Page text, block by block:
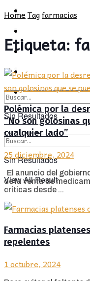
POLÍTICA
CULTURA
OPINIÓN
Sin Resultados
View All Result
PROVINCIA
SOCIEDAD
CULTURA
OPINIÓN
Sin Resultados
View All Result
HomeTagfarmacias
Etiqueta:
Polémica por la
“No son golosinas
cualquier lado”
25 diciembre, 2024
El anuncio del
de la venta de
críticas desde ...
Farmacias
repelentes
1 octubre, 2024